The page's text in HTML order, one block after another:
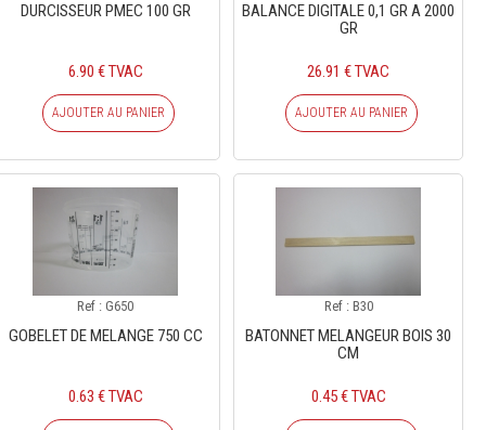
DURCISSEUR PMEC 100 GR
6.90 € TVAC
AJOUTER AU PANIER
BALANCE DIGITALE 0,1 GR A 2000
GR
26.91 € TVAC
AJOUTER AU PANIER
Ref : G650
GOBELET DE MELANGE 750 CC
0.63 € TVAC
Ref : B30
BATONNET MELANGEUR BOIS 30
CM
0.45 € TVAC